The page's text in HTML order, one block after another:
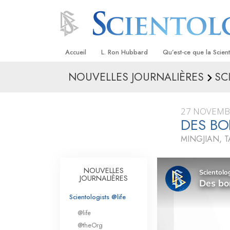
Accueil L. Ron Hubbard Qu’est-ce que la
Croyances et pratiques
Les scientologues et
Rencontrez un
À l’intérieur d’une
Les principes de
Scientologie
NOUVELLES JOURNALIÈRES
27
DES
MINGJIAN,
NOUVELLES
JOURNALIÈRES
Scientologists @life
@life
@theOrg